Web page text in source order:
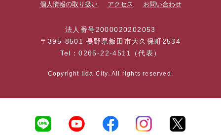
個人情報の取り扱い アクセス お問い合わせ
法人番号2000020202053
〒395-8501 長野県飯田市大久保町2534
Tel：0265-22-4511（代表）
Copyright Iida City. All rights reserved.